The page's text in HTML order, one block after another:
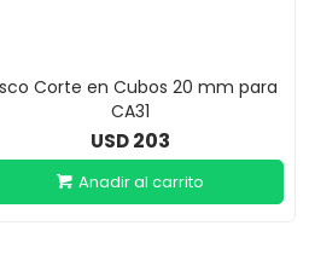
Corte en Cubos 20 mm para
CA31
USD 203